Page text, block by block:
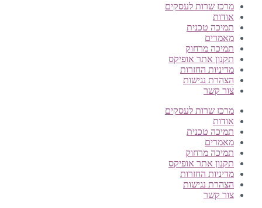
מרכז שרות לעסקים
אודות
תמיכה טכנית
מאמרים
תמיכה מרחוק
תקנון אתר אופיקס
מדיניות החזרות
הצהרת נגישות
צור קשר
מרכז שרות לעסקים
אודות
תמיכה טכנית
מאמרים
תמיכה מרחוק
תקנון אתר אופיקס
מדיניות החזרות
הצהרת נגישות
צור קשר